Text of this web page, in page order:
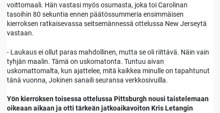
voittomaali. Hän vastasi myös osumasta, joka toi Carolinan
tasoihin 80 sekuntia ennen päätössummeria ensimmäisen
kierroksen ratkaisevassa seitsemännessä ottelussa New Jerseytä
vastaan.
- Laukaus ei ollut paras mahdollinen, mutta se oli riittävä. Näin vain
tyhjän maalin. Tämä on uskomatonta. Tuntuu aivan
uskomattomalta, kun ajattelee, mitä kaikkea minulle on tapahtunut
tänä vuonna, Jokinen sanaili seuransa verkkosivuilla.
Yön kierroksen toisessa ottelussa Pittsburgh nousi taistelemaan
oikeaan aikaan ja otti tärkeän jatkoaikavoiton Kris Letangin